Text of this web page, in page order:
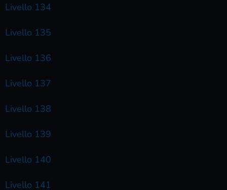
Livello 134
Livello 135
Livello 136
Livello 137
Livello 138
Livello 139
Livello 140
Livello 141